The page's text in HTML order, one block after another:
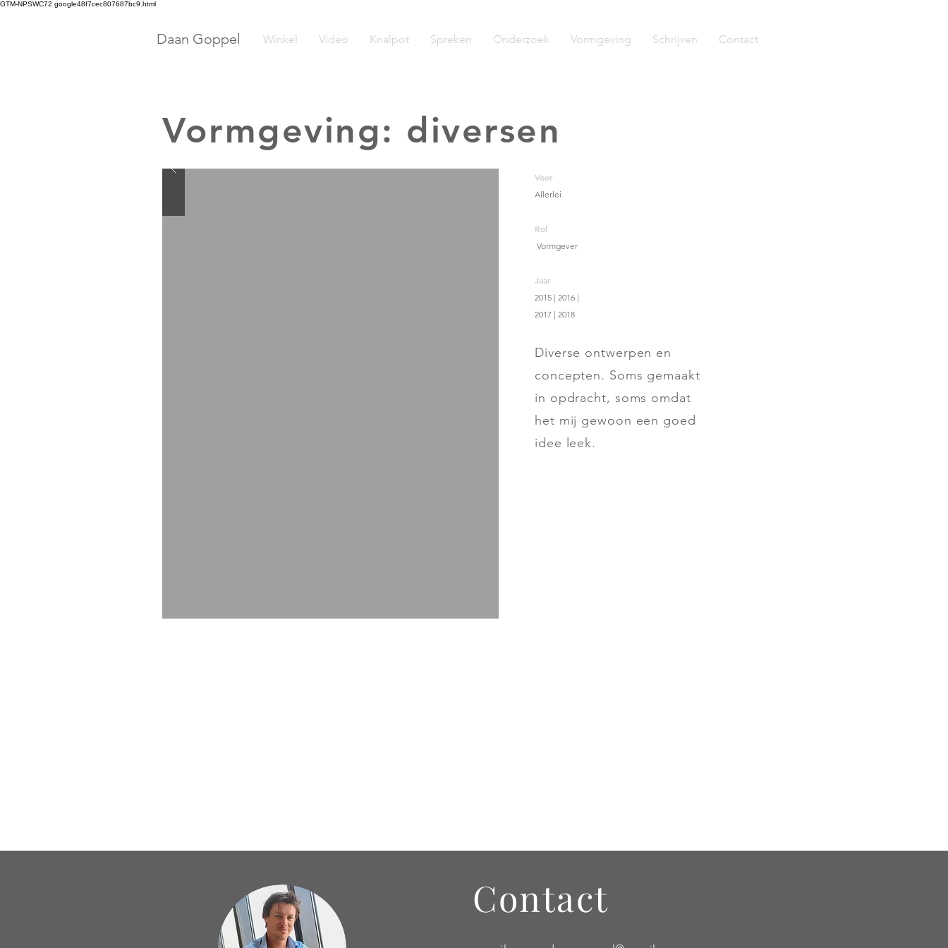
GTM-NPSWC72 google48f7cec807687bc9.html
Daan Goppel Winkel Video Knalpot Spreken Onderzoek Vormgeving Schrijven Contact
Vormgeving: diversen
Voor
Allerlei
Rol
Vormgever
Jaar
2015 | 2016 |
2017 | 2018
Diverse ontwerpen en
concepten. Soms gemaakt
in opdracht, soms omdat
het mij gewoon een goed
idee leek.
Contact